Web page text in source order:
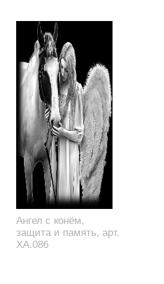
Ангел с конём,
защита и память, арт.
XA.086